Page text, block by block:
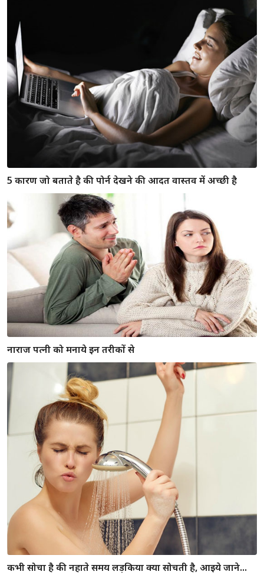
5 कारण जो बताते है की पोर्न देखने की आदत वास्तव में अच्छी है
नाराज पत्नी को मनाये इन तरीकों से
कभी सोचा है की नहाते समय लड़किया क्या सोचती है, आइये जाने...